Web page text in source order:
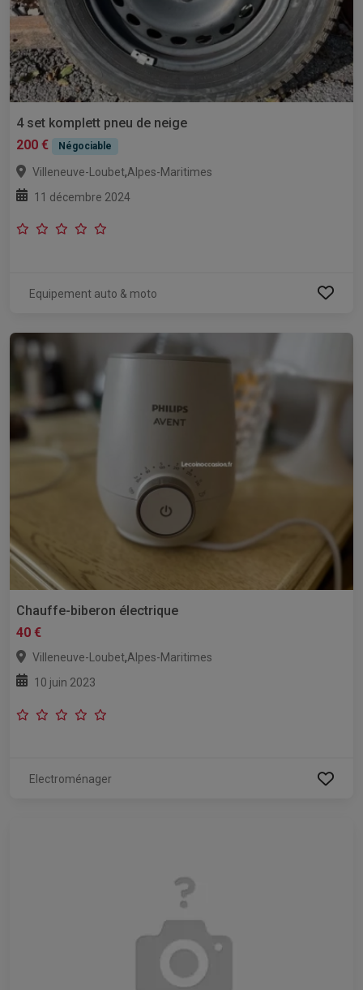
4 set komplett pneu de neige
200 €
Négociable
Villeneuve-Loubet,Alpes-Maritimes
11 décembre 2024
Equipement auto & moto
Chauffe-biberon électrique
40 €
Villeneuve-Loubet,Alpes-Maritimes
10 juin 2023
Electroménager